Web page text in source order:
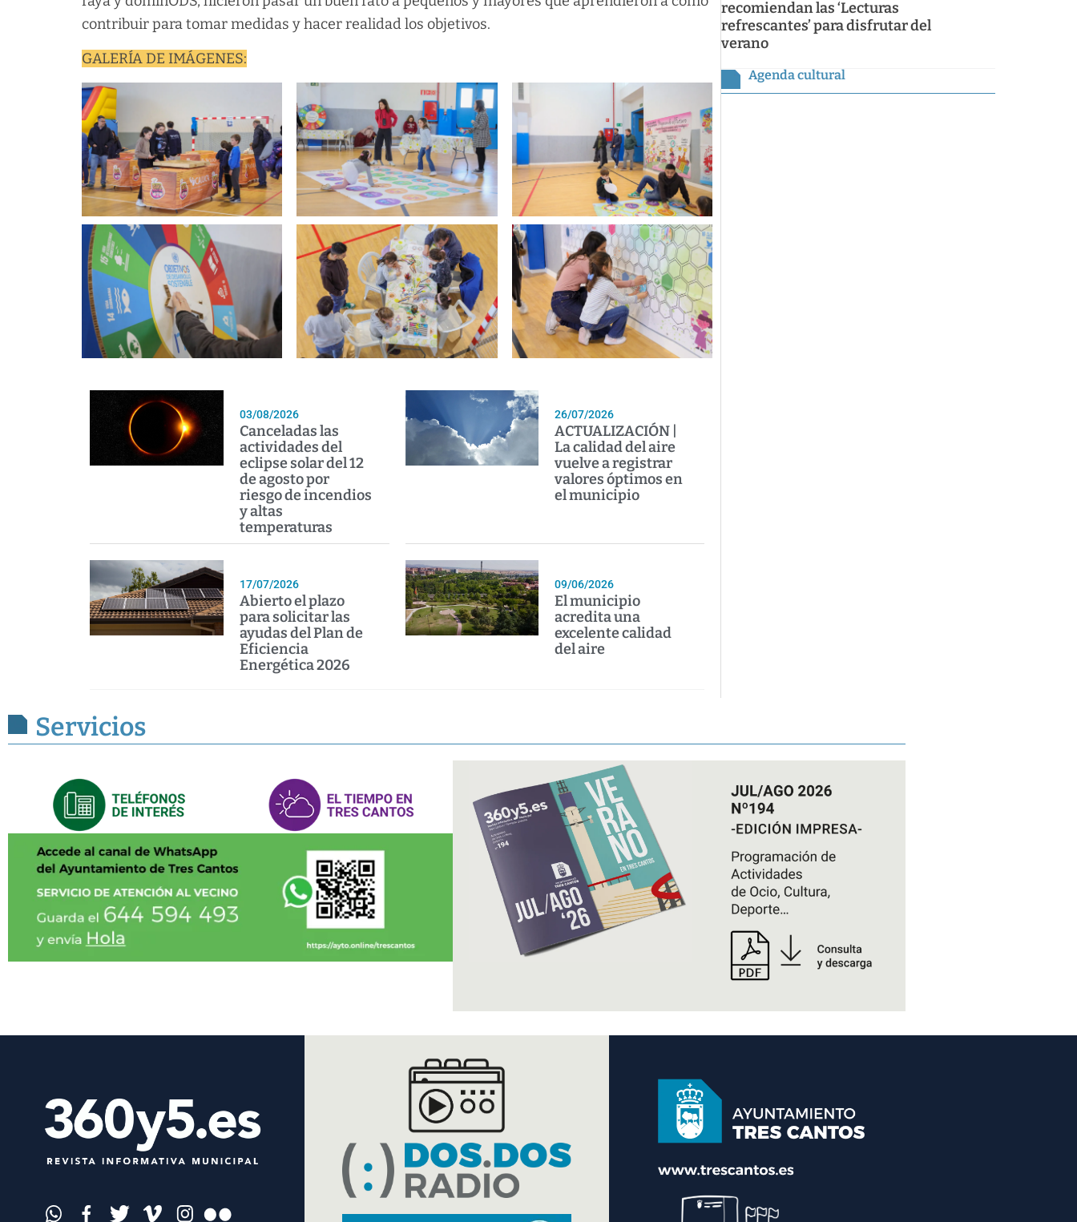
contribuir para tomar medidas y hacer realidad los objetivos.
GALERÍA DE IMÁGENES:
03/08/2026
Canceladas las
actividades del
eclipse solar del 12
de agosto por
riesgo de incendios
y altas
temperaturas
26/07/2026
ACTUALIZACIÓN |
La calidad del aire
vuelve a registrar
valores óptimos en
el municipio
17/07/2026
Abierto el plazo
para solicitar las
ayudas del Plan de
Eficiencia
Energética 2026
09/06/2026
El municipio
acredita una
excelente calidad
del aire
recomiendan las ‘Lecturas
refrescantes’ para disfrutar del
verano
Agenda cultural
Servicios